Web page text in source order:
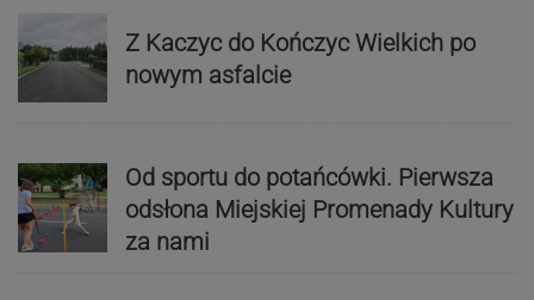
Z Kaczyc do Kończyc Wielkich po
nowym asfalcie
Od sportu do potańcówki. Pierwsza
odsłona Miejskiej Promenady Kultury
za nami